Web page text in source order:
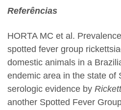
Referências
HORTA MC et al.
spotted fever group
domestic animals in a
endemic area in the state of
serologic evidence by
another Spotted Fever